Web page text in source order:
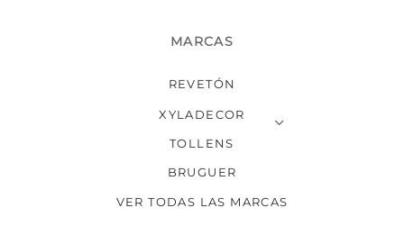
MARCAS
REVETÓN
XYLADECOR
TOLLENS
BRUGUER
VER TODAS LAS MARCAS